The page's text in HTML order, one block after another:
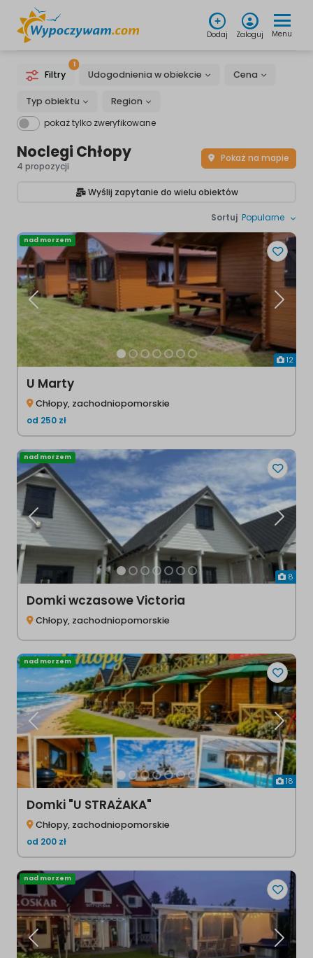
Dodaj Zaloguj Menu
Filtry
1
Udogodnienia w obiekcie Cena
Typ obiektu
Region
pokaż tylko zweryfikowane
Noclegi Chłopy
4 propozycji
Pokaż na mapie
Wyślij zapytanie do wielu obiektów
Sortuj Popularne
nad morzem
12
Poprzednia
U Marty
Chłopy, zachodniopomorskie
od 250 zł
nad morzem
8
Poprzednia
Domki wczasowe Victoria
Chłopy, zachodniopomorskie
nad morzem
18
Poprzednia
Domki "U STRAŻAKA"
Chłopy, zachodniopomorskie
od 200 zł
nad morzem
Poprzednia